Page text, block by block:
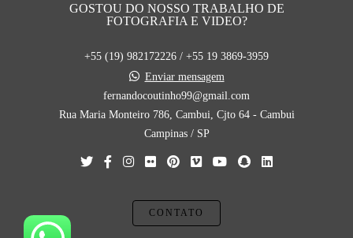
GOSTOU DO NOSSO TRABALHO DE
FOTOGRAFIA E VIDEO?
+55 (19) 982172226 / +55 19 3869-3959
Enviar mensagem
fernandocoutinho99@gmail.com
Rua Maria Monteiro 786, Cambui, Cjto 64 - Cambui
Campinas / SP
CONTATO